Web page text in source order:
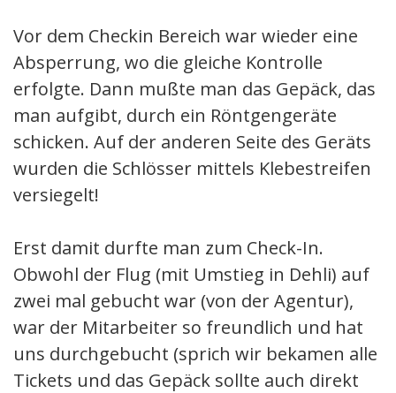
Vor dem Checkin Bereich war wieder eine
Absperrung, wo die gleiche Kontrolle
erfolgte. Dann mußte man das Gepäck, das
man aufgibt, durch ein Röntgengeräte
schicken. Auf der anderen Seite des Geräts
wurden die Schlösser mittels Klebestreifen
versiegelt!
Erst damit durfte man zum Check-In.
Obwohl der Flug (mit Umstieg in Dehli) auf
zwei mal gebucht war (von der Agentur),
war der Mitarbeiter so freundlich und hat
uns durchgebucht (sprich wir bekamen alle
Tickets und das Gepäck sollte auch direkt